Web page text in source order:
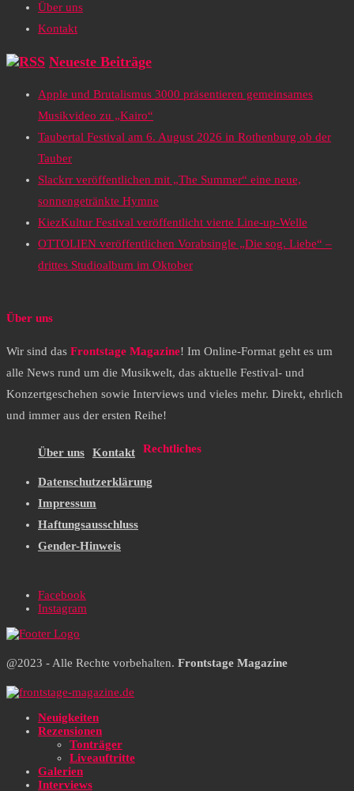
Über uns
Kontakt
Neueste Beiträge
Apple und Brutalismus 3000 präsentieren gemeinsames
Musikvideo zu „Kairo“
Taubertal Festival am 6. August 2026 in Rothenburg ob der
Tauber
Slackrr veröffentlichen mit „The Summer“ eine neue,
sonnengetränkte Hymne
KiezKultur Festival veröffentlicht vierte Line-up-Welle
OTTOLIEN veröffentlichen Vorabsingle „Die sog. Liebe“ –
drittes Studioalbum im Oktober
Über uns
Wir sind das Frontstage Magazine! Im Online-Format geht es um
alle News rund um die Musikwelt, das aktuelle Festival- und
Konzertgeschehen sowie Interviews und vieles mehr. Direkt, ehrlich
und immer aus der ersten Reihe!
Über uns Kontakt Rechtliches
Datenschutzerklärung
Impressum
Haftungsausschluss
Gender-Hinweis
Facebook
Instagram
@2023 - Alle Rechte vorbehalten. Frontstage Magazine
Neuigkeiten
Rezensionen
Tonträger
Liveauftritte
Galerien
Interviews